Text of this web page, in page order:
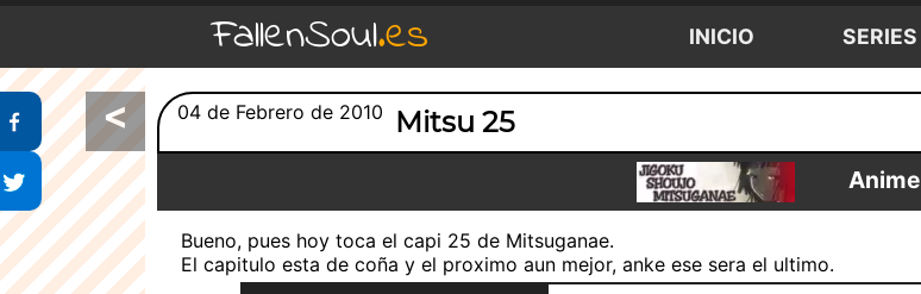
FallenSoul.es INICIO SERIES
<
Compartir en Facebook
Compartir en Twitter
04 de Febrero de 2010 Mitsu 25
Anime
Bueno, pues hoy toca el capi 25 de Mitsuganae.
El capitulo esta de coña y el proximo aun mejor, anke ese sera el ultimo.